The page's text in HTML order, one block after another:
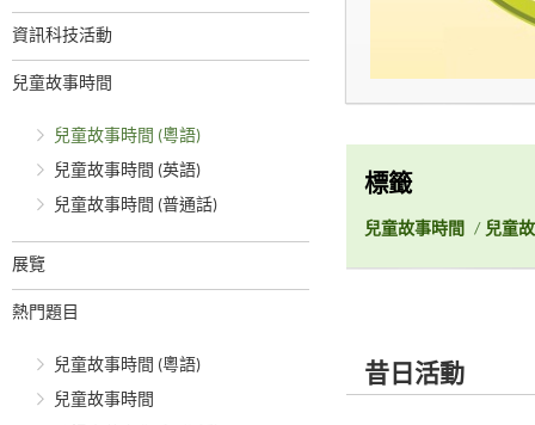
資訊科技活動
兒童故事時間
兒童故事時間 (粵語)
兒童故事時間 (英語)
兒童故事時間 (普通話)
展覽
熱門題目
兒童故事時間 (粵語)
兒童故事時間
標籤
兒童故事時間 / 兒童
昔日活動